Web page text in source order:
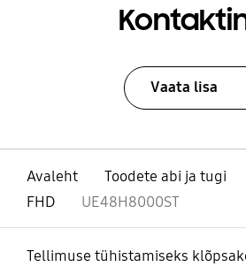
Vaata lisa
Avaleht Toodete abi ja tugi
FHD
UE48H8000ST
Tellimuse tühistamiseks